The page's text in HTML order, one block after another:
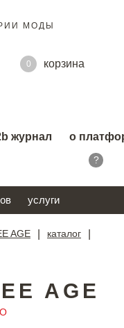
МОДЫ
0
корзина
журнал о
?
услуги
AGE каталог
AGE